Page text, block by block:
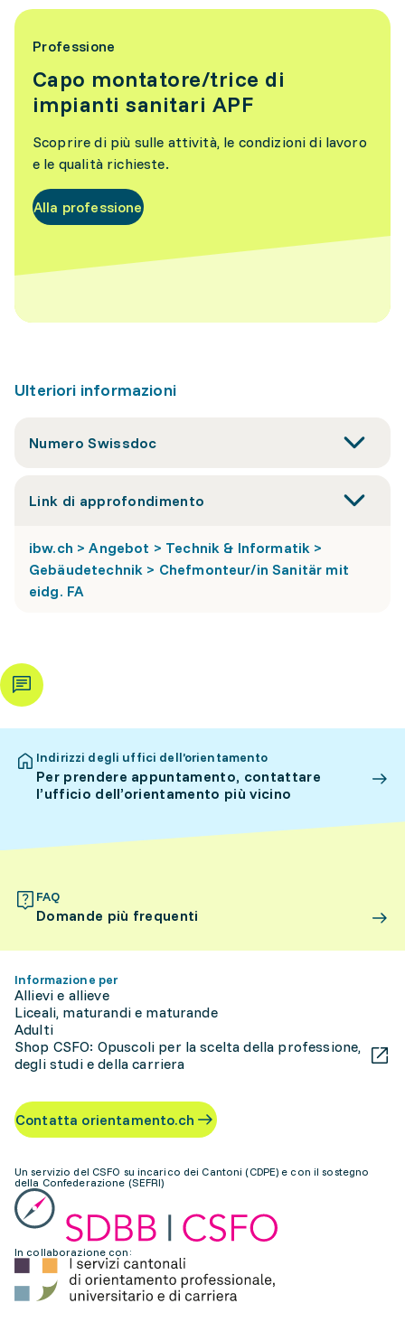
Professione
Capo montatore/trice di
impianti sanitari APF
Scoprire di più sulle attività, le condizioni di lavoro
e le qualità richieste.
Alla professione
Ulteriori informazioni
Numero Swissdoc
Link di approfondimento
ibw.ch > Angebot > Technik & Informatik >
Gebäudetechnik > Chefmonteur/in Sanitär mit
eidg. FA
Indirizzi degli uffici dell’orientamento
Per prendere appuntamento, contattare
l’ufficio dell’orientamento più vicino
FAQ
Domande più frequenti
Informazione per
Allievi e allieve
Liceali, maturandi e maturande
Adulti
Shop CSFO: Opuscoli per la scelta della professione,
degli studi e della carriera
Contatta orientamento.ch
Un servizio del CSFO su incarico dei Cantoni (CDPE) e con il sostegno
della Confederazione (SEFRI)
In collaborazione con: